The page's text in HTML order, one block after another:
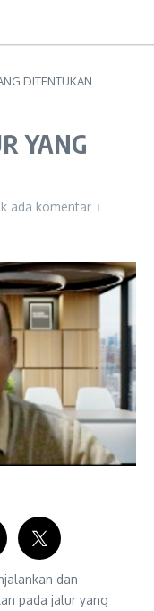
DITENTUKAN
YANG
ada komentar
dan
pada jalur yang